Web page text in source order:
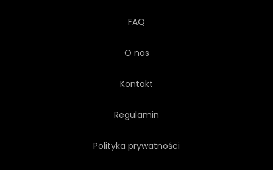
FAQ
O nas
Kontakt
Regulamin
Polityka prywatności